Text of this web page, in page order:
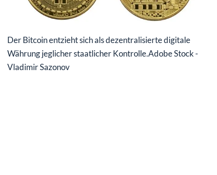
Der Bitcoin entzieht sich als dezentralisierte digitale
Währung jeglicher staatlicher Kontrolle.Adobe Stock -
Vladimir Sazonov